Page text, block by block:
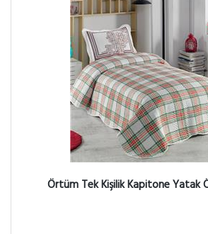
Örtüm Tek Kişilik Kapitone Yatak